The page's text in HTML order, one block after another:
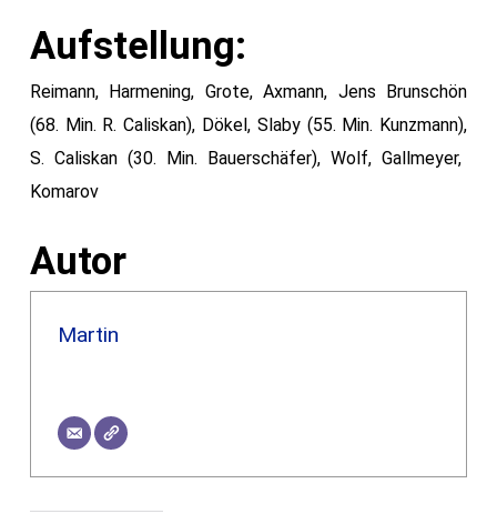
Aufstellung:
Reimann, Harmening, Grote,Axmann, Jens Brunschön
(68. Min. R. Caliskan), Dökel, Slaby (55. Min. Kunzmann),
S. Caliskan (30. Min. Bauerschäfer), Wolf, Gallmeyer,
Komarov
Autor
Martin